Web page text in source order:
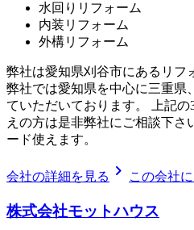
水回りリフォーム
内装リフォーム
外構リフォーム
弊社は愛知県刈谷市にあるリフ
弊社では愛知県を中心に三重県
ていただいております。 上記
えの方は是非弊社にご相談下さ
ード使えます。
会社の詳細を見る chevron_right この会社
株式会社モットハウス